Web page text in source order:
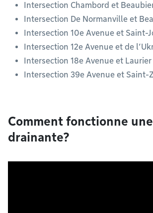
Intersection Chambord et
Intersection De Normanville et
Intersection 10e Avenue et Saint-
Intersection 12e Avenue et de
Intersection 18e Avenue et Laurier
Intersection 39e Avenue et Saint-
Comment fonctionne
drainante?